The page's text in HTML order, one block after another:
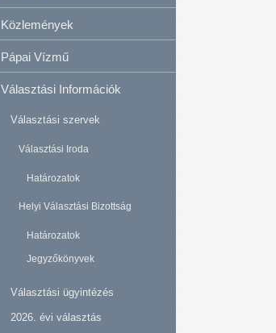
Közlemények
Pápai Vízmű
Választási Információk
Választási szervek
Választási Iroda
Határozatok
Helyi Választási Bizottság
Határozatok
Jegyzőkönyvek
Választási ügyintézés
2026. évi választás